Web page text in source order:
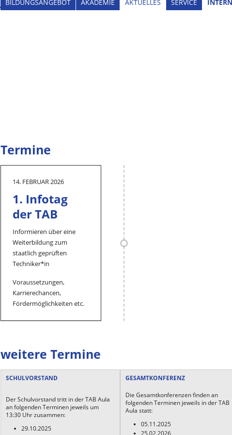
BILDUNGSANGEBOT AKADEMIE AKTUELLES SERVICE INTERN
Termine
14. FEBRUAR 2026
1. Infotag
der TAB
Informieren über eine
Weiterbildung zum
staatlich geprüften
Techniker*in
Voraussetzungen,
Karrierechancen,
Fördermöglichkeiten etc.
weitere Termine
SCHULVORSTAND
Der Schulvorstand tritt in der TAB Aula
an folgenden Terminen jeweils um
13:30 Uhr zusammen:
29.10.2025
GESAMTKONFERENZ
Die Gesamtkonferenzen finden an
folgenden Terminen jeweils in der TAB
Aula statt:
05.11.2025
25.02.2026